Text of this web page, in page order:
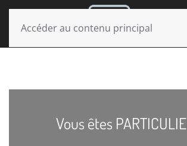
Accéder au contenu principal
Vous êtes